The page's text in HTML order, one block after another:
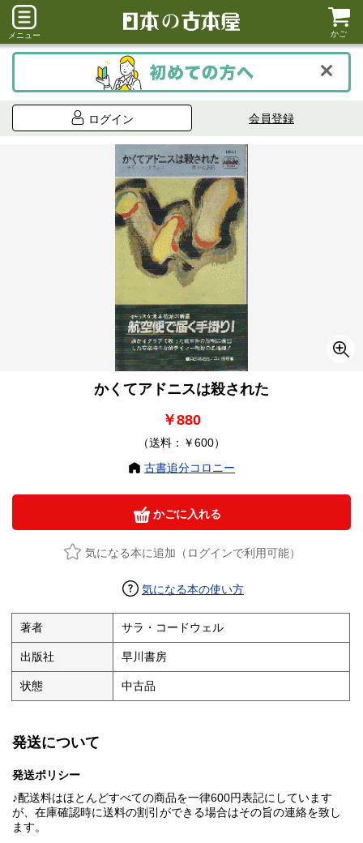
メニュー かご
ログイン 会員登録
かくてアドニスは殺された
￥880
（送料：￥600）
古書追分コロニー
かごに入れる
気になる本に追加（ログインで利用可能）
気になる本の使い方
著者 サラ・コードウェル
出版社 早川書房
状態 中古品
発送について
発送ポリシー
♪配送料はほとんどすべての商品を一律600円表記にしています
が、在庫確認時に送料の割引ができる場合はその旨の連絡を致し
ます。